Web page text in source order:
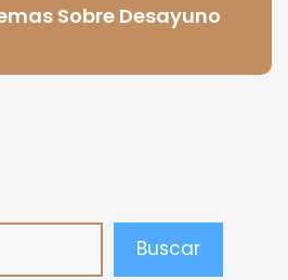
Sobre Desayuno
Buscar